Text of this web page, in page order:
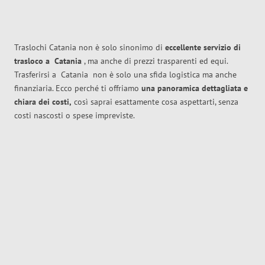
Traslochi Catania non è solo sinonimo di eccellente servizio di
trasloco a Catania , ma anche di prezzi trasparenti ed equi.
Trasferirsi a Catania non è solo una sfida logistica ma anche
finanziaria. Ecco perché ti offriamo una panoramica dettagliata e
chiara dei costi, così saprai esattamente cosa aspettarti, senza
costi nascosti o spese impreviste.